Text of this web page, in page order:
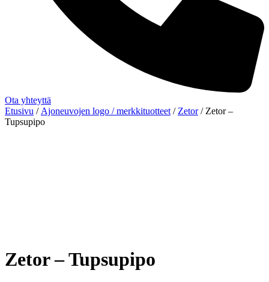
Ota yhteyttä
Etusivu / Ajoneuvojen logo / merkkituotteet / Zetor/ Zetor –
Tupsupipo
Zetor – Tupsupipo